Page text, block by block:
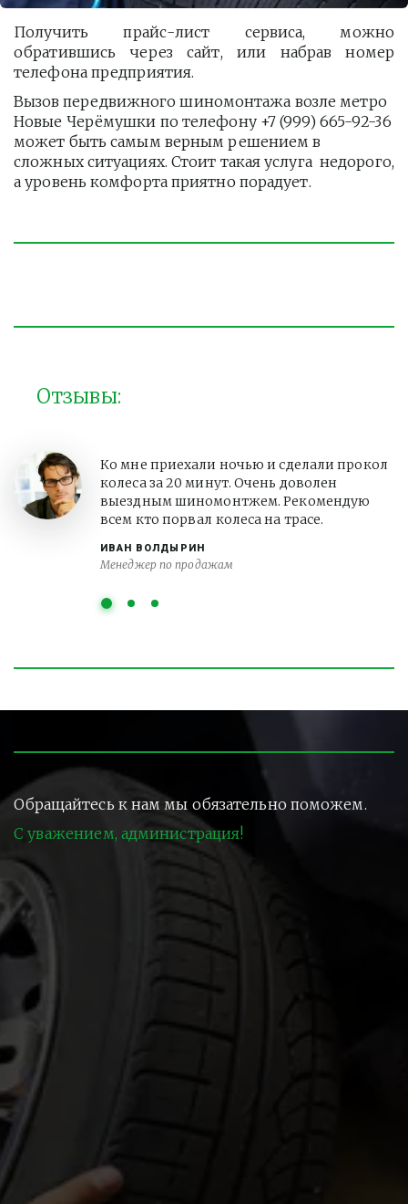
Получить прайс-лист сервиса, можно
обратившись через сайт, или набрав номер
телефона предприятия.
Вызов передвижного шиномонтажа возле метро
Новые Черёмушки по телефону +7 (999) 665-92-36
может быть самым верным решением в
сложных ситуациях. Стоит такая услуга  недорого,
а уровень комфорта приятно порадует.
Отзывы:
ИВАН ВОЛДЫРИН
Менеджер по продажам
Ко мне приехали ночью и сделали прокол
колеса за 20 минут. Очень доволен
выездным шиномонтжем. Рекомендую
всем кто порвал колеса на трасе.
Обращайтесь к нам мы обязательно поможем.
С уважением, администрация!